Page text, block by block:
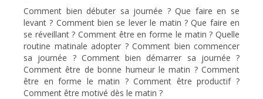
Comment bien débuter sa journée ? Que faire en se
levant ? Comment bien se lever le matin ? Que faire en
se réveillant ? Comment être en forme le matin ? Quelle
routine matinale adopter ? Comment bien commencer
sa journée ? Comment bien démarrer sa journée ?
Comment être de bonne humeur le matin ? Comment
être en forme le matin ? Comment être productif ?
Comment être motivé dès le matin ?